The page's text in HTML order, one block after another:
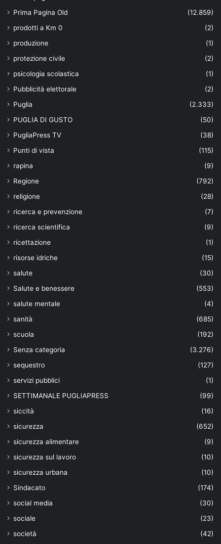
Prima Pagina Old
(12.859)
prodotti a Km 0
(2)
produzione
(1)
protezione civile
(2)
psicologia scolastica
(1)
Pubblicità elettorale
(2)
Puglia
(2.333)
PUGLIA DI GUSTO
(50)
PugliaPress TV
(38)
Punti di vista
(115)
rapina
(9)
Regione
(792)
religione
(28)
ricerca e prevenzione
(7)
ricerca scientifica
(9)
ricettazione
(1)
risorse idriche
(15)
salute
(30)
Salute e benessere
(553)
salute mentale
(4)
sanità
(685)
scuola
(192)
Senza categoria
(3.276)
sequestro
(127)
servizi pubblici
(1)
SETTIMANALE PUGLIAPRESS
(99)
siccità
(16)
sicurezza
(652)
sicurezza alimentare
(9)
sicurezza sul lavoro
(10)
sicurezza urbana
(10)
Sindacato
(174)
social media
(30)
sociale
(23)
società
(42)